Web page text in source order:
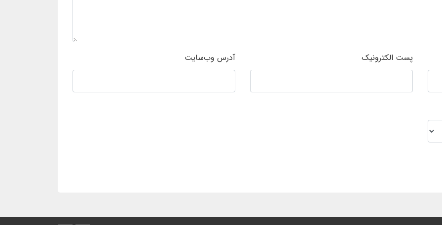
پست الکترونیک آدرس وب‌سایت